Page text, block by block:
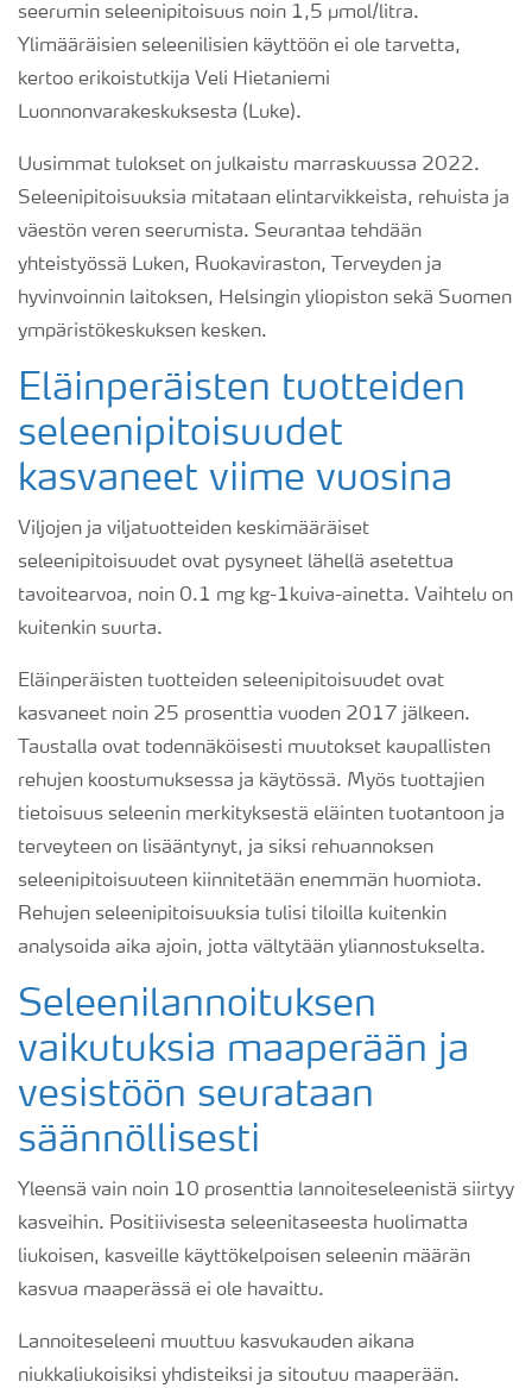
seerumin seleenipitoisuus noin 1,5 µmol/litra.
Ylimääräisien seleenilisien käyttöön ei ole tarvetta,
kertoo erikoistutkija Veli Hietaniemi
Luonnonvarakeskuksesta (Luke).
Uusimmat tulokset on julkaistu marraskuussa 2022.
Seleenipitoisuuksia mitataan elintarvikkeista, rehuista ja
väestön veren seerumista. Seurantaa tehdään
yhteistyössä Luken, Ruokaviraston, Terveyden ja
hyvinvoinnin laitoksen, Helsingin yliopiston sekä Suomen
ympäristökeskuksen kesken.
Eläinperäisten tuotteiden
seleenipitoisuudet
kasvaneet viime vuosina
Viljojen ja viljatuotteiden keskimääräiset
seleenipitoisuudet ovat pysyneet lähellä asetettua
tavoitearvoa, noin 0.1 mg kg-1kuiva-ainetta. Vaihtelu on
kuitenkin suurta.
Eläinperäisten tuotteiden seleenipitoisuudet ovat
kasvaneet noin 25 prosenttia vuoden 2017 jälkeen.
Taustalla ovat todennäköisesti muutokset kaupallisten
rehujen koostumuksessa ja käytössä. Myös tuottajien
tietoisuus seleenin merkityksestä eläinten tuotantoon ja
terveyteen on lisääntynyt, ja siksi rehuannoksen
seleenipitoisuuteen kiinnitetään enemmän huomiota.
Rehujen seleenipitoisuuksia tulisi tiloilla kuitenkin
analysoida aika ajoin, jotta vältytään yliannostukselta.
Seleenilannoituksen
vaikutuksia maaperään ja
vesistöön seurataan
säännöllisesti
Yleensä vain noin 10 prosenttia lannoiteseleenistä siirtyy
kasveihin. Positiivisesta seleenitaseesta huolimatta
liukoisen, kasveille käyttökelpoisen seleenin määrän
kasvua maaperässä ei ole havaittu.
Lannoiteseleeni muuttuu kasvukauden aikana
niukkaliukoisiksi yhdisteiksi ja sitoutuu maaperään.